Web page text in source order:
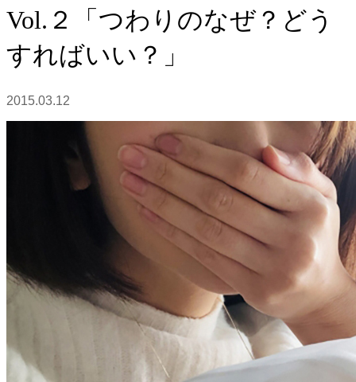
Vol.２「つわりのなぜ？どう
すればいい？」
2015.03.12